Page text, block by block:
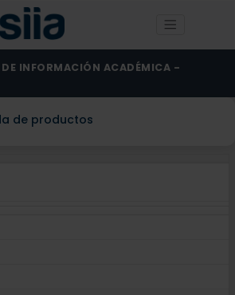
INFORMACIÓN ACADÉMICA -
de productos